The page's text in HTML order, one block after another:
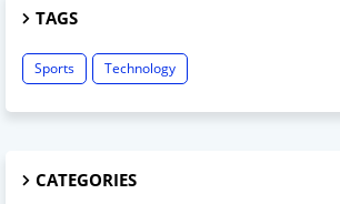
TAGS
Sports Technology
CATEGORIES